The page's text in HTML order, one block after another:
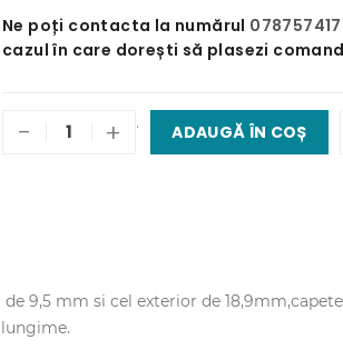
Ne poți contacta la numărul
cazul în care dorești să plasezi
- + . ADAUGĂ ÎN COȘ
9,5 mm si cel exterior de